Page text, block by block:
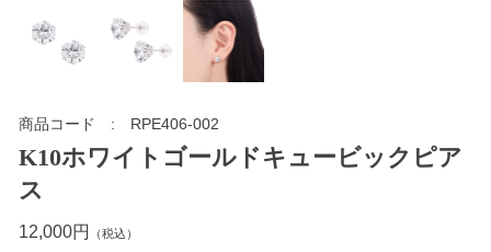
商品コード RPE406-002
K10ホワイトゴールドキュービックピア
ス
12,000円 （税込）